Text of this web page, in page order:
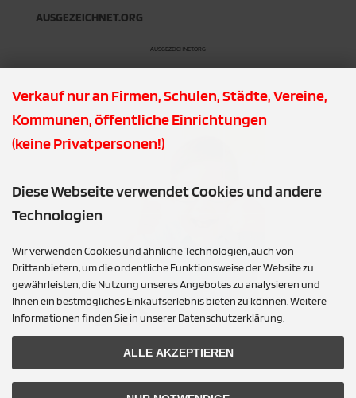
AUSGEZEICHNET.ORG
AUSGEZEICHNET.ORG
PDF DOWNLOADS
Verkauf nur an Firmen, Schulen, Städte, Vereine,
Kommunen, öffentliche Einrichtungen
(keine Privatpersonen!)
Diese Webseite verwendet Cookies und andere
Technologien
Wir verwenden Cookies und ähnliche Technologien, auch von
Drittanbietern, um die ordentliche Funktionsweise der Website zu
gewährleisten, die Nutzung unseres Angebotes zu analysieren und
Ihnen ein bestmögliches Einkaufserlebnis bieten zu können. Weitere
Informationen finden Sie in unserer Datenschutzerklärung.
ALLE AKZEPTIEREN